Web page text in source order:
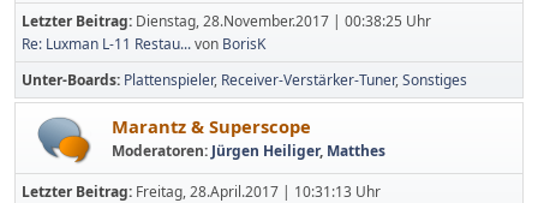
Letzter Beitrag: Dienstag, 28.November.2017 | 00:38:25 Uhr
Re: Luxman L-11 Restau...von BorisK
Unter-Boards Plattenspieler Receiver-Verstärker-Tuner Sonstiges
Marantz & Superscope
Moderatoren: Jürgen Heiliger, Matthes
Letzter Beitrag: Freitag, 28.April.2017 | 10:31:13 Uhr